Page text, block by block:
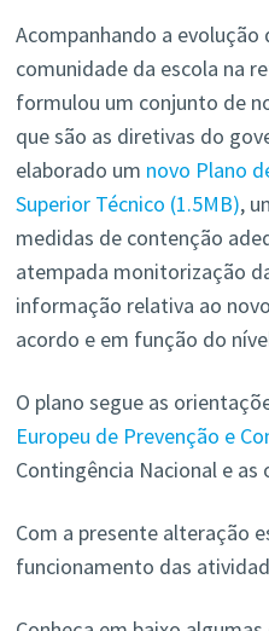
Acompanhando a evolução
comunidade da escola na
formulou um conjunto de
que são as diretivas do
elaborado um novo Plano
Superior Técnico 1.5MB ,
medidas de contenção
atempada monitorização
informação relativa ao
acordo e em função do
O plano segue as
Europeu de Prevenção e
Contingência Nacional e as
Com a presente alteração
funcionamento das